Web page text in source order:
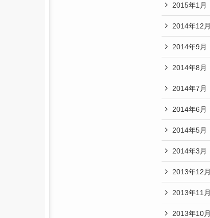
2015年1月
2014年12月
2014年9月
2014年8月
2014年7月
2014年6月
2014年5月
2014年3月
2013年12月
2013年11月
2013年10月